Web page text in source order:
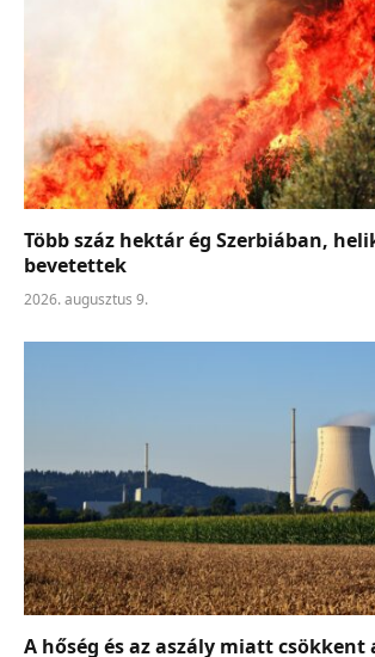
Több száz hektár ég Szerbiában,
bevetettek
2026. augusztus 9.
A hőség és az aszály miatt csökkent